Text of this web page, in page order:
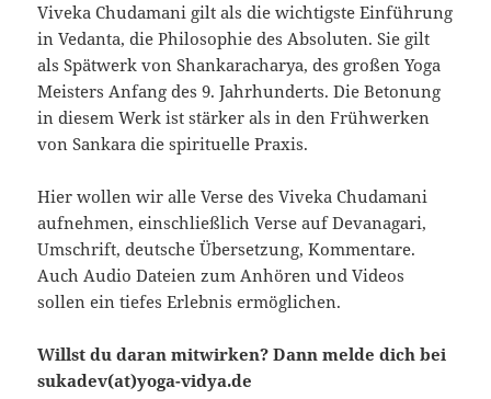
Viveka Chudamani gilt als die wichtigste Einführung
in Vedanta, die Philosophie des Absoluten. Sie gilt
als Spätwerk von Shankaracharya, des großen Yoga
Meisters Anfang des 9. Jahrhunderts. Die Betonung
in diesem Werk ist stärker als in den Frühwerken
von Sankara die spirituelle Praxis.
Hier wollen wir alle Verse des Viveka Chudamani
aufnehmen, einschließlich Verse auf Devanagari,
Umschrift, deutsche Übersetzung, Kommentare.
Auch Audio Dateien zum Anhören und Videos
sollen ein tiefes Erlebnis ermöglichen.
Willst du daran mitwirken? Dann melde dich bei
sukadev(at)yoga-vidya.de